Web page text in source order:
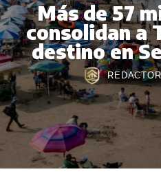
Más de 57
consolidan a
destino en
REDACTOR